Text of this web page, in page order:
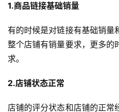
1.商品链接基础销量
有的时候是对链接有基础销量
整个店铺有销量要求，更多的
求。
2.店铺状态正常
店铺的评分状态和店铺的正常